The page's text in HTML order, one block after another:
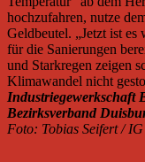
hochzufahren, nutze
Geldbeutel. „Jetzt ist
für die Sanierungen
und Starkregen zeigen
Klimawandel nicht
Industriegewerkschaft
Bezirksverband
Foto: Tobias Seifert /